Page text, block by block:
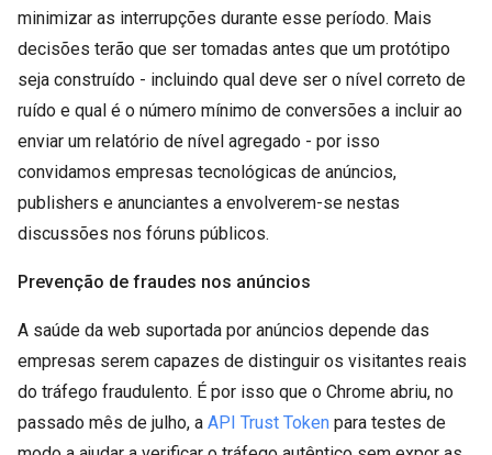
minimizar as interrupções durante esse período. Mais
decisões terão que ser tomadas antes que um protótipo
seja construído - incluindo qual deve ser o nível correto de
ruído e qual é o número mínimo de conversões a incluir ao
enviar um relatório de nível agregado - por isso
convidamos empresas tecnológicas de anúncios,
publishers e anunciantes a envolverem-se nestas
discussões nos fóruns públicos.
Prevenção de fraudes nos anúncios
A saúde da web suportada por anúncios depende das
empresas serem capazes de distinguir os visitantes reais
do tráfego fraudulento. É por isso que o Chrome abriu, no
passado mês de julho, a API Trust Token para testes de